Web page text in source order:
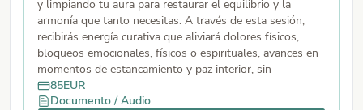
y limpiando tu aura para restaurar el equilibrio y la
armonía que tanto necesitas. A través de esta sesión,
recibirás energía curativa que aliviará dolores físicos,
bloqueos emocionales, físicos o espirituales, avances en
momentos de estancamiento y paz interior, sin
necesidad de contacto físico. Envío un PDF con
explicación sobre tu limpieza.
85EUR
Documento / Audio